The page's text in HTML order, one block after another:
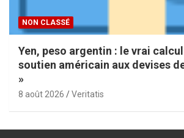
NON CLASSÉ
Yen, peso argentin : le vrai
soutien américain aux devises
»
8 août 2026 Veritatis